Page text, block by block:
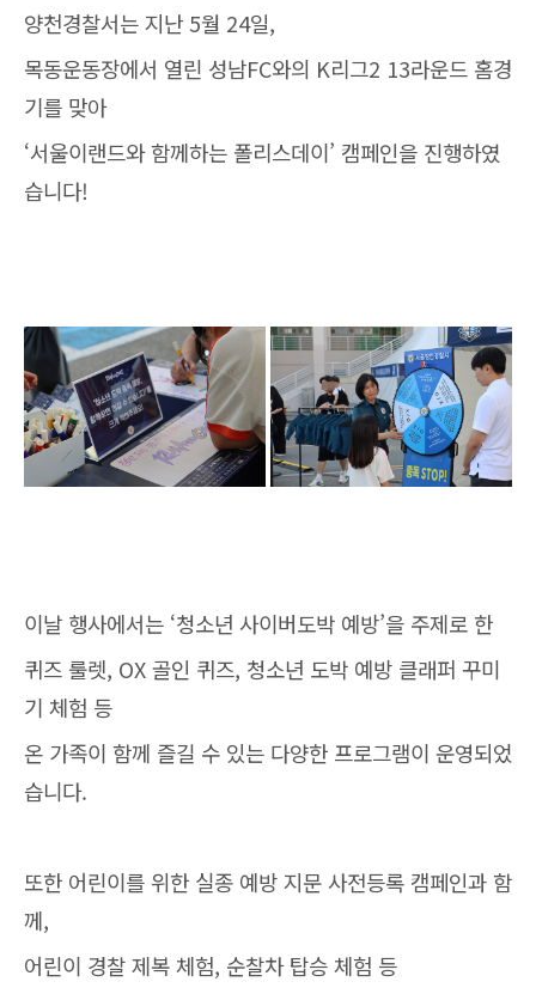
양천경찰서는 지난 5월 24일,
목동운동장에서 열린 성남FC와의 K리그2 13라운드 홈경
기를 맞아
‘서울이랜드와 함께하는 폴리스데이’ 캠페인을 진행하였
습니다!
이날 행사에서는 ‘청소년 사이버도박 예방’을 주제로 한
퀴즈 룰렛, OX 골인 퀴즈, 청소년 도박 예방 클래퍼 꾸미
기 체험 등
온 가족이 함께 즐길 수 있는 다양한 프로그램이 운영되었
습니다.
또한 어린이를 위한 실종 예방 지문 사전등록 캠페인과 함
께,
어린이 경찰 제복 체험, 순찰차 탑승 체험 등